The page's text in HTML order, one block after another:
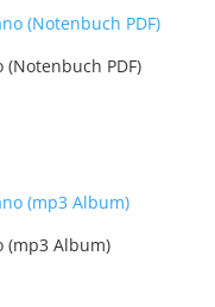
(Notenbuch PDF)
(mp3 Album)